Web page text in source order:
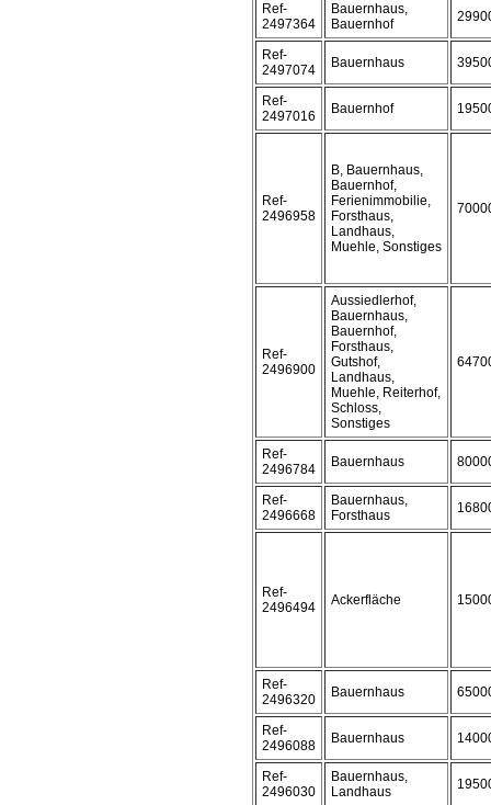
Ref-
2497364
Bauernhaus,
Bauernhof
Ref-
2497074
Bauernhaus
Ref-
2497016
Bauernhof
Ref-
2496958
B, Bauernhaus,
Bauernhof,
Ferienimmobilie,
Forsthaus,
Landhaus,
Muehle, Sonstiges
Ref-
2496900
Aussiedlerhof,
Bauernhaus,
Bauernhof,
Forsthaus,
Gutshof,
Landhaus,
Muehle, Reiterhof,
Schloss,
Sonstiges
Ref-
2496784
Bauernhaus
Ref-
2496668
Bauernhaus,
Forsthaus
Ref-
2496494
Ackerfläche
Ref-
2496320
Bauernhaus
Ref-
2496088
Bauernhaus
Ref-
2496030
Bauernhaus,
Landhaus